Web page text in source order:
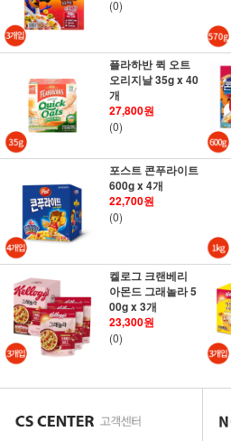
(0)
플라하반 퀵 오트
오리지날 35g x 40
개
27,800원
(0)
포스트 콘푸라이트
600g x 4개
22,700원
(0)
켈로그 크랜베리
아몬드 그래놀라 5
00g x 3개
23,300원
(0)